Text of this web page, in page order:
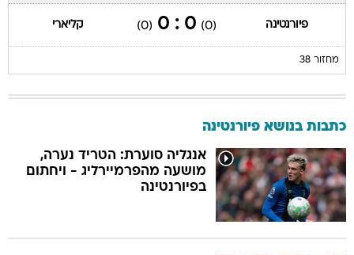
פיורנטינה (0)
0 : 0
(0) קליארי
מחזור 38
כתבות בנושא פיורנטינה
אנגליה סוערת: הטריד נערה,
מושעה מהפרמיירליג - ויחתום
בפיורנטינה